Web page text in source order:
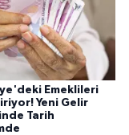
Emeklileri
Yeni Gelir
Tarih